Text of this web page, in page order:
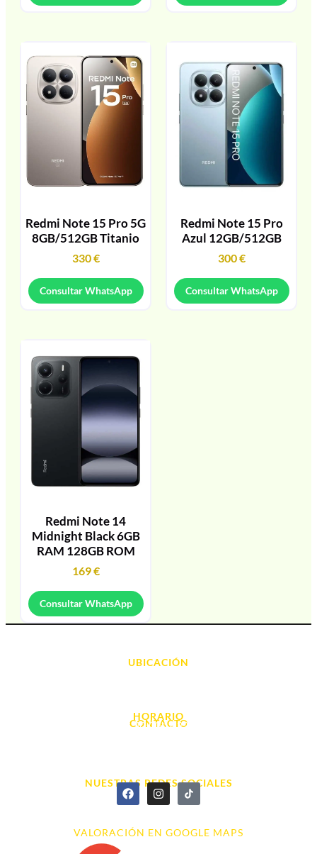
Redmi Note 15 Pro 5G
8GB/512GB Titanio
330€
Consultar WhatsApp
Redmi Note 15 Pro
Azul 12GB/512GB
300€
Consultar WhatsApp
Redmi Note 14
Midnight Black 6GB
RAM 128GB ROM
169€
Consultar WhatsApp
UBICACIÓN
HORARIO
L. - S. 10:00h a 22:00h
CONTACTO
NUESTRAS REDES SOCIALES
VALORACIÓN EN GOOGLE MAPS